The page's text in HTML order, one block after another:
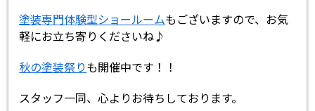
塗装専門体験型ショールームもございますので、お気
軽にお立ち寄りくださいね♪
秋の塗装祭りも開催中です！！
スタッフ一同、心よりお待ちしております。